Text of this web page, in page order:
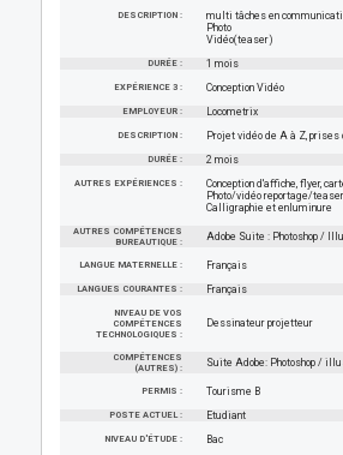
DESCRIPTION :
multi tâches en
Photo
Vidéo(teaser)
DURÉE : 1 mois
EXPÉRIENCE 3 : Conception Vidéo
EMPLOYEUR : Locometrix
DESCRIPTION : Projet vidéo de A à Z, prises
DURÉE : 2 mois
AUTRES EXPÉRIENCES :
Conception d'affiche, flyer,
Photo/vidéo reportage/
Calligraphie et enluminure
AUTRES COMPÉTENCES
BUREAUTIQUE :
Adobe Suite : Photoshop /
LANGUE MATERNELLE : Français
LANGUES COURANTES : Français
NIVEAU DE VOS
COMPÉTENCES
TECHNOLOGIQUES :
Dessinateur projetteur
COMPÉTENCES
(AUTRES) :
Suite Adobe: Photoshop /
PERMIS : Tourisme B
POSTE ACTUEL : Etudiant
NIVEAU D'ÉTUDE : Bac